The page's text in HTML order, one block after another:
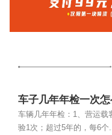
车子几年年检一次
车辆几年年检：1、营运载
验1次；超过5年的，每6个